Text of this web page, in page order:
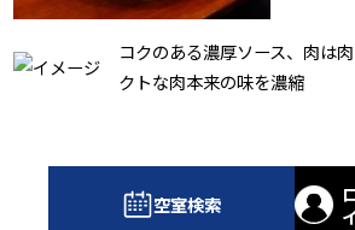
コクのある濃厚ソース、肉は
クトな肉本来の味を濃縮
空室検索